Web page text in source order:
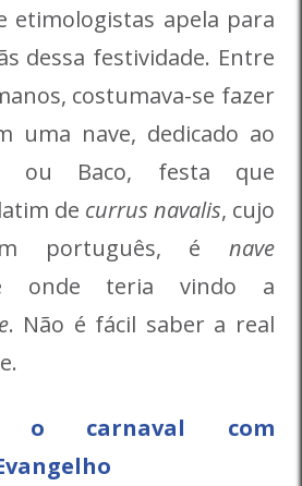
etimologistas apela para
dessa festividade. Entre
costumava-se fazer
uma nave, dedicado ao
ou Baco, festa que
de currus navalis, cujo
português, é nave
onde teria vindo a
. Não é fácil saber a real
o carnaval com